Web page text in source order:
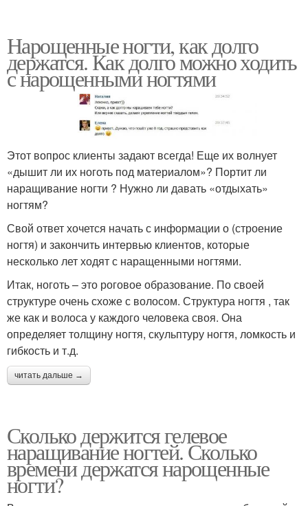
Нарощенные ногти, как долго
держатся. Как долго можно ходить
с нарощенными ногтями
Этот вопрос клиенты задают всегда! Еще их волнует
«дышит ли их ноготь под материалом»? Портит ли
наращивание ногти ? Нужно ли давать «отдыхать»
ногтям?
Свой ответ хочется начать с информации о (строение
ногтя) и закончить интервью клиентов, которые
несколько лет ходят с наращенными ногтями.
Итак, ноготь – это роговое образование. По своей
структуре очень схоже с волосом. Структура ногтя , так
же как и волоса у каждого человека своя. Она
определяет толщину ногтя, скульптуру ногтя, ломкость и
гибкость и т.д.
читать дальше →
Сколько держится гелевое
наращивание ногтей. Сколько
времени держатся нарощенные
ногти?